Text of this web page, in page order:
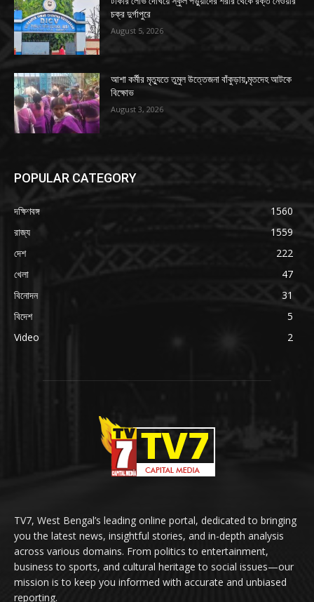
চক্র দুর্গাপুরে
August 5, 2026
আশা কর্মীর মৃত্যুতে তুমুল উত্তেজনা বাঁকুড়ায়,মৃতদেহ আটকে
বিক্ষোভ
August 3, 2026
POPULAR CATEGORY
দক্ষিণবঙ্গ
1560
রাজ্য
1559
দেশ
222
খেলা
47
বিনোদন
31
বিদেশ
5
Video
2
TV7, West Bengal’s leading online portal, dedicated to bringing
you the latest news, insightful stories, and in-depth analysis
across various domains. From politics to entertainment,
business to sports, and cultural heritage to social issues—our
mission is to keep you informed with accurate and unbiased
reporting.